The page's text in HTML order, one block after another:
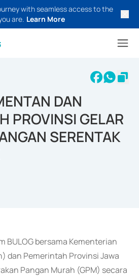
with seamless access to the
are. Learn More
DAN
PROVINSI GELAR
SERENTAK
BULOG bersama Kementerian
dan Pemerintah Provinsi Jawa
Pangan Murah (GPM) secara